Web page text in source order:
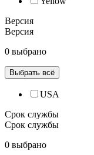
Версия
Версия
0 выбрано
Выбрать всё
USA
Срок службы
Срок службы
0 выбрано